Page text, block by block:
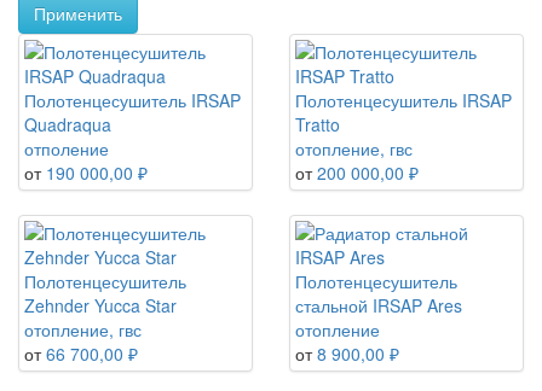
Применить
Полотенцесушитель IRSAP
Quadraqua
отполение
от 190 000,00 ₽
Полотенцесушитель IRSAP
Tratto
отопление, гвс
от 200 000,00 ₽
Полотенцесушитель
Zehnder Yucca Star
отопление, гвс
от 66 700,00 ₽
Полотенцесушитель
стальной IRSAP Ares
отопление
от 8 900,00 ₽